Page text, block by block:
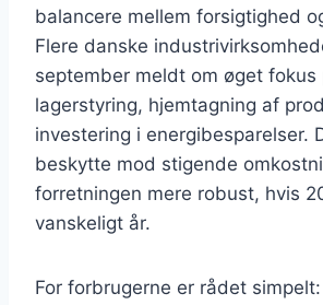
balancere mellem forsigtighed
Flere danske
september meldt om øget fokus
lagerstyring, hjemtagning af
investering i energibesparelser.
beskytte mod stigende
forretningen mere robust, hvis
vanskeligt år.
For forbrugerne er rådet